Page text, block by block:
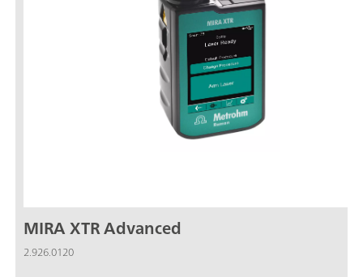
MIRA XTR Advanced
2.926.0120